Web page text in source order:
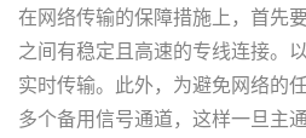
在网络传输的保障措施上，首先
之间有稳定且高速的专线连接。
实时传输。此外，为避免网络的
多个备用信号通道，这样一旦主